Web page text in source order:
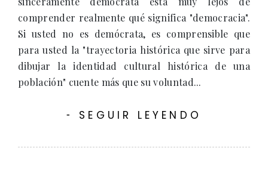
comprender realmente qué significa "democracia".
Si usted no es demócrata, es comprensible que
para usted la "trayectoria histórica que sirve para
dibujar la identidad cultural histórica de una
población" cuente más que su voluntad...
- SEGUIR LEYENDO